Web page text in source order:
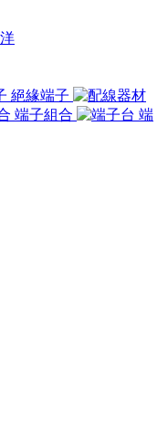
絕緣端子
端子組合
端